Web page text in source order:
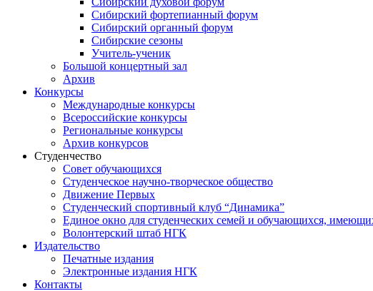
Сибирский фортепианный форум
Сибирский органный форум
Сибирские сезоны
Учитель-ученик
Большой концертный зал
Архив
Конкурсы
Международные конкурсы
Всероссийские конкурсы
Региональные конкурсы
Архив конкурсов
Студенчество
Совет обучающихся
Студенческое научно-творческое общество
Движение Первых
Студенческий спортивный клуб “Динамика”
Единое окно для студенческих семей и обучающихся,
Волонтерский штаб НГК
Издательство
Печатные издания
Электронные издания НГК
Контакты